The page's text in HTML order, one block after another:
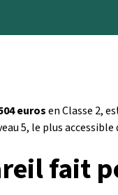
eurosen Classe 2,
5, le plus
fait